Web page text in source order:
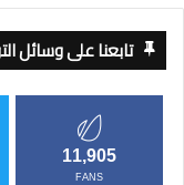
تابعنا على وسائل
11,905
FANS